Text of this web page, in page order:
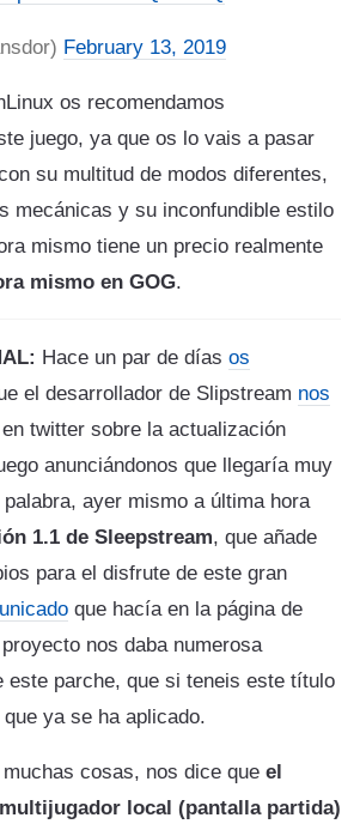
February 13, 2019
os recomendamos
juego, ya que os lo vais a pasar
su multitud de modos diferentes,
mecánicas y su inconfundible estilo
mismo tiene un precio realmente
mismo en GOG.
Hace un par de días os
el desarrollador de Slipstream nos
en twitter sobre la actualización
anunciándonos que llegaría muy
ayer mismo a última hora
1.1 de Sleepstream, que añade
para el disfrute de este gran
que hacía en la página de
nos daba numerosa
este parche, que si teneis este título
ya se ha aplicado.
cosas, nos dice que el
local (pantalla partida)